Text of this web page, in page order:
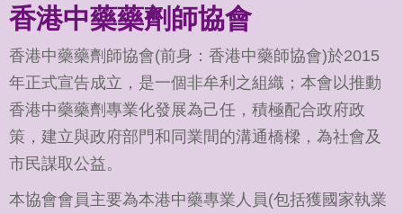
香港中藥藥劑師協會​
香港中藥藥劑師協會(前身：香港中藥師協會)於2015
年正式宣告成立，是一個非牟利之組織；本會以推動
香港中藥藥劑專業化發展為己任，積極配合政府政
策，建立與政府部門和同業間的溝通橋樑，為社會及
市民謀取公益。
本協會會員主要為本港中藥專業人員(包括獲國家執業